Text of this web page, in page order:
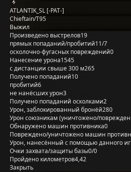
ATLANTIK_SL [-PAT-]
Chieftain/T95
Выжил
Произведено выстрелов19
прямых попаданий/пробитий11/7
осколочно-фугасных повреждений0
Нанесение урона1545
с дистанции свыше 300 м265
Получено попаданий10
пробитий6
не нанёсших урон3
Получено попаданий осколками2
Урон, заблокированный бронёй280
Урон союзникам (уничтожено/
Обнаружено машин противника0
Повреждено/уничтожено машин
Урон, нанесённый с помощью данного
Очки захвата/защиты базы0/0
Пройдено километров4,42
Закрыть